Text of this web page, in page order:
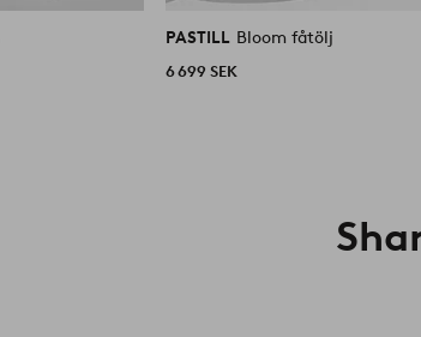
liknande
PASTILL Bloom fåtölj
6 699 SEK